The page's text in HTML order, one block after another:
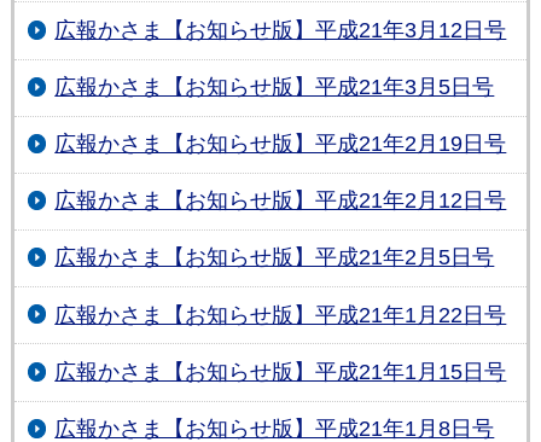
広報かさま【お知らせ版】平成21年3月12日号
広報かさま【お知らせ版】平成21年3月5日号
広報かさま【お知らせ版】平成21年2月19日号
広報かさま【お知らせ版】平成21年2月12日号
広報かさま【お知らせ版】平成21年2月5日号
広報かさま【お知らせ版】平成21年1月22日号
広報かさま【お知らせ版】平成21年1月15日号
広報かさま【お知らせ版】平成21年1月8日号